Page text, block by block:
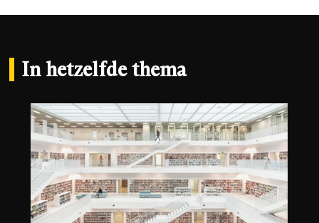
In hetzelfde thema